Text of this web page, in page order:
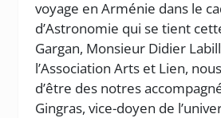
voyage en Arménie dans le
d’Astronomie qui se tient
Gargan, Monsieur Didier
l’Association Arts et Lien,
d’être des notres
Gingras, vice-doyen de